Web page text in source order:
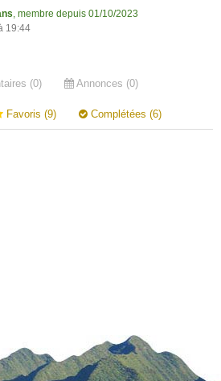
, membre depuis 01/10/2023
19:44
(0) Annonces (0)
Favoris (9) Complétées (6)